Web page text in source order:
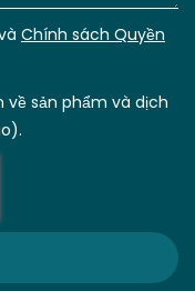
Chính sách Quyền
sản phẩm và dịch